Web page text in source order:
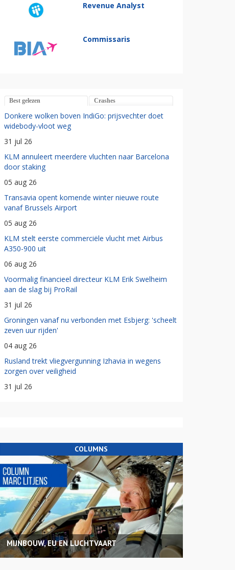
Revenue Analyst
Commissaris
Best gelezen Crashes
Donkere wolken boven IndiGo: prijsvechter doet
widebody-vloot weg
31 jul 26
KLM annuleert meerdere vluchten naar Barcelona
door staking
05 aug 26
Transavia opent komende winter nieuwe route
vanaf Brussels Airport
05 aug 26
KLM stelt eerste commerciële vlucht met Airbus
A350-900 uit
06 aug 26
Voormalig financieel directeur KLM Erik Swelheim
aan de slag bij ProRail
31 jul 26
Groningen vanaf nu verbonden met Esbjerg: 'scheelt
zeven uur rijden'
04 aug 26
Rusland trekt vliegvergunning Izhavia in wegens
zorgen over veiligheid
31 jul 26
COLUMNS
MIJNBOUW, EU EN LUCHTVAART